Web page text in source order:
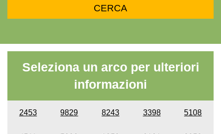
Seleziona un arco per ulteriori
informazioni
2453 9829 8243 3398 5108